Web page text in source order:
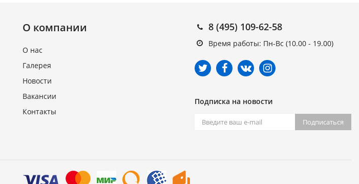
О компании
О нас
Галерея
Новости
Вакансии
Контакты
8 (495) 109-62-58
Время работы: Пн-Вс (10.00 - 19.00)
Подписка на новости
Подписаться